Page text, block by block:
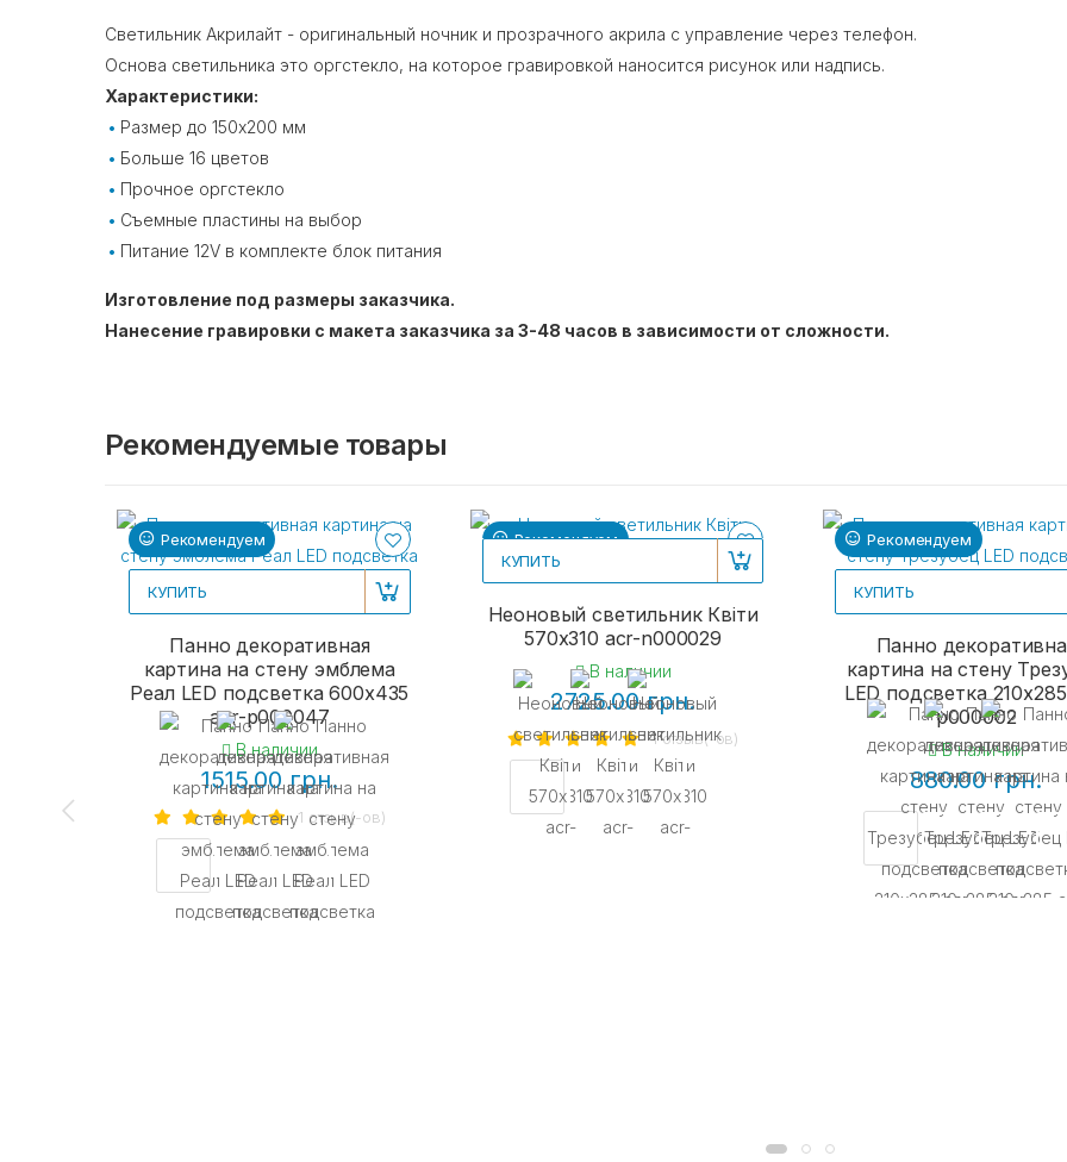
Светильник Акрилайт - оригинальный ночник и прозрачного акрила с управление через телефон.
Основа светильника это оргстекло, на которое гравировкой наносится рисунок или надпись.
Характеристики:
Размер до 150х200 мм
Больше 16 цветов
Прочное оргстекло
Съемные пластины на выбор
Питание 12V в комплекте блок питания⠀
Изготовление под размеры заказчика.
Нанесение гравировки с макета заказчика за 3-48 часов в зависимости от сложности.
Рекомендуемые товары
Рекомендуем
КУПИТЬ
Панно декоративная
картина на стену эмблема
Реал LED подсветка 600х435
acr-p000047
В наличии
1515.00 грн.
1 отзыв(-ов)
Рекомендуем
КУПИТЬ
Неоновый светильник Квіти
570х310 acr-n000029
В наличии
2725.00 грн.
1 отзыв(-ов)
Рекомендуем
КУПИТЬ
Панно
картина на стену
LED подсветка
p000002
В наличии
880.00 грн.